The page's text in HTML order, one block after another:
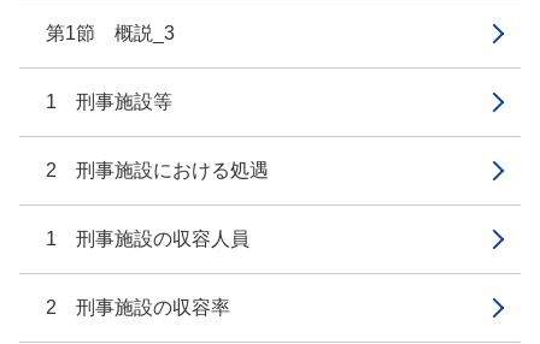
第1節 概説_3
1 刑事施設等
2 刑事施設における処遇
1 刑事施設の収容人員
2 刑事施設の収容率